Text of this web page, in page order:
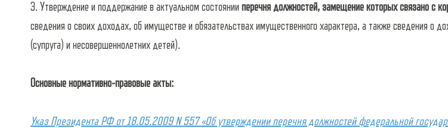
3. Утверждение и поддержание в актуальном состоянии перечня должностей, замещение которых связано с
сведения о своих доходах, об имуществе и обязательствах имущественного характера, а также сведения о
(супруга) и несовершеннолетних детей).
Основные нормативно-правовые акты:
Указ Президента РФ от 18.05.2009 N 557 «Об утверждении перечня должностей федеральной